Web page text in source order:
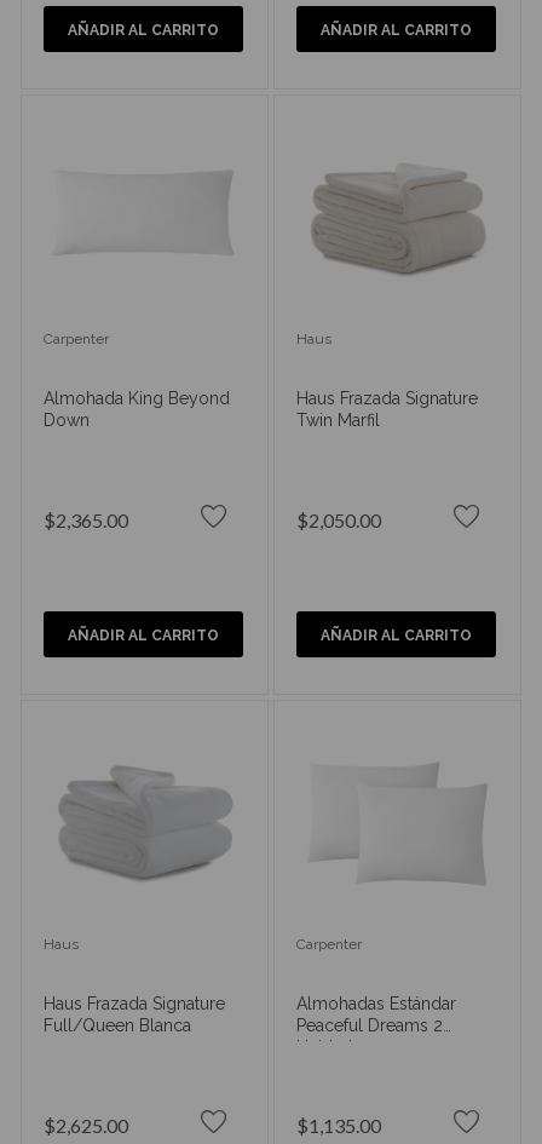
AÑADIR AL CARRITO AÑADIR AL CARRITO
Carpenter
Almohada King Beyond
Down
$2,365.00
AÑADIR AL CARRITO
Haus
Haus Frazada Signature
Twin Marfil
$2,050.00
AÑADIR AL CARRITO
Haus
Haus Frazada Signature
Full/Queen Blanca
$2,625.00
Carpenter
Almohadas Estándar
Peaceful Dreams 2
Unidades
$1,135.00